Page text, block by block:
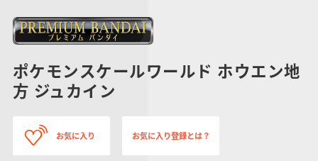
ポケモンスケールワールド ホウエン地
方 ジュカイン
お気に入り お気に入り登録とは？